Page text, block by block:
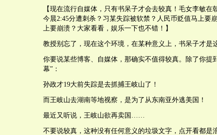
【现在流行自媒体，只有书呆子才会去较真！毛女李敏在
今晨2:45分遭刺杀？习某失踪被软禁？人民币贬值马上要
上要崩溃？大家看看，娱乐一下也不错！】
教授别忘了，现在这个环境，在某种意义上，书呆子才是
你要说某些博客、自媒体，那确实不值得较真。除了你提
幕”：
孙政才19大前失踪是去抓捕王岐山了！
而王岐山去湖南等地视察，是为了从东南亚外逃美国！
最近又听说，王岐山欲再卖国……
不要说较真，这种没有任何意义的垃圾文字，点开看都是